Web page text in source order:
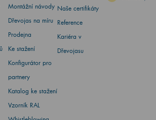
Montážní návody
Dřevojas na míru
Prodejna
Ke stažení
Konfigurátor pro
partnery
Katalog ke stažení
Vzorník RAL
Naše certifikáty
Reference
Kariéra v
Dřevojasu